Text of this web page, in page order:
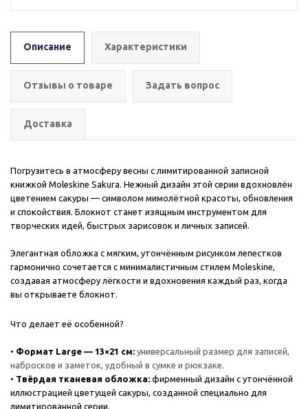
Описание Характеристики
Отзывы о товаре Задать вопрос
Доставка
Погрузитесь в атмосферу весны с лимитированной записной
книжкой Moleskine Sakura. Нежный дизайн этой серии вдохновлён
цветением сакуры — символом мимолётной красоты, обновления
и спокойствия. Блокнот станет изящным инструментом для
творческих идей, быстрых зарисовок и личных записей.
Элегантная обложка с мягким, утончённым рисунком лепестков
гармонично сочетается с минималистичным стилем Moleskine,
создавая атмосферу лёгкости и вдохновения каждый раз, когда
вы открываете блокнот.
Что делает её особенной?
• Формат Large — 13×21 см: универсальный размер для записей,
набросков и заметок, удобный в сумке и рюкзаке.
• Твёрдая тканевая обложка: фирменный дизайн с утончённой
иллюстрацией цветущей сакуры, созданной специально для
лимитированной серии.